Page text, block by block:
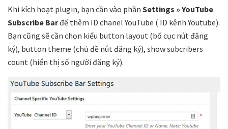
Khi kích hoạt plugin, bạn cần vào phần Settings » YouTube
Subscribe Barđể thêm ID chanel YouTube ( ID kênh Youtube).
Bạn cũng sẽ cần chọn kiểu button layout (bố cục nút đăng
ký), button theme (chủ đề nút đăng ký), show subcribers
count (hiển thị số người đăng ký).